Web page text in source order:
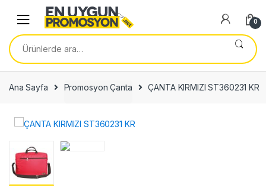
navigation
content
0
Ara:
Ana Sayfa Promosyon Çanta ÇANTA KIRMIZI ST360231 KR